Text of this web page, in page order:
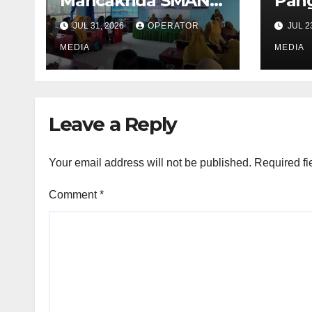
Pangkalpinang
Perkuat Kolaborasi
Wujudkan Sekolah
Aman, Nyaman, dan
JUL 31, 2026 OPERATOR
MEDIA
di
JUL
MEDIA
Leave a Reply
Your email address will not be published. Required
Comment*